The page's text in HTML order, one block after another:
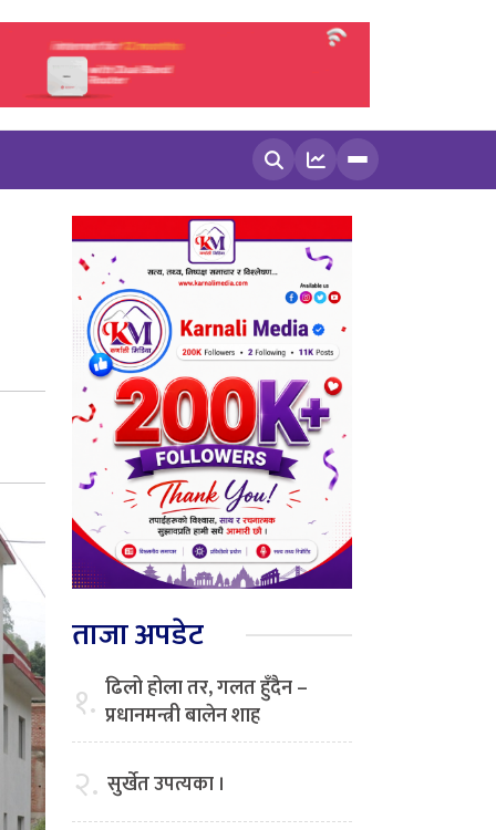
खोज्नुहोस
ताजा अपडेट
१. ढिलो होला तर, गलत हुँदैन –
प्रधानमन्त्री बालेन शाह
२. सुर्खेत उपत्यका ।